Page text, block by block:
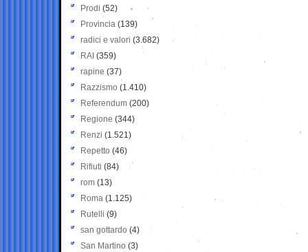
Prodi (52)
Provincia (139)
radici e valori (3.682)
RAI (359)
rapine (37)
Razzismo (1.410)
Referendum (200)
Regione (344)
Renzi (1.521)
Repetto (46)
Rifiuti (84)
rom (13)
Roma (1.125)
Rutelli (9)
san gottardo (4)
San Martino (3)